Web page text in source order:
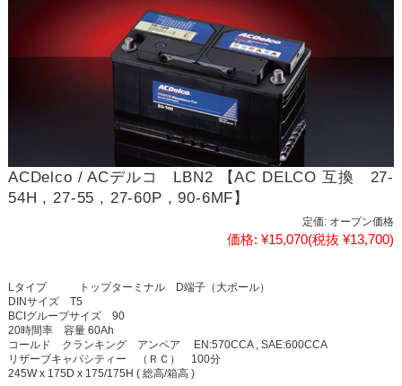
ACDelco / ACデルコ LBN2 【AC DELCO 互換 27-
54H , 27-55 , 27-60P , 90-6MF】
定価: オープン価格
価格: ¥15,070(税抜 ¥13,700)
Lタイプ トップターミナル D端子（大ポール）
DINサイズ T5
BCIグループサイズ 90
20時間率 容量 60Ah
コールド クランキング アンペア EN:570CCA , SAE:600CCA
リザーブキャパシティー （ＲＣ） 100分
245W x 175D x 175/175H ( 総高/箱高 )